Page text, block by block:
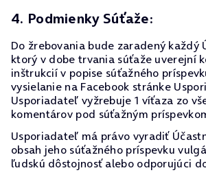
4. Podmienky Súťaže:
Do žrebovania bude zaradený každý
ktorý v dobe trvania súťaže uverejní
inštrukcií v popise súťažného
vysielanie na Facebook stránke
Usporiadateľ vyžrebuje 1 víťaza zo
komentárov pod súťažným
Usporiadateľ má právo vyradiť
obsah jeho súťažného príspevku
ľudskú dôstojnosť alebo odporujúci